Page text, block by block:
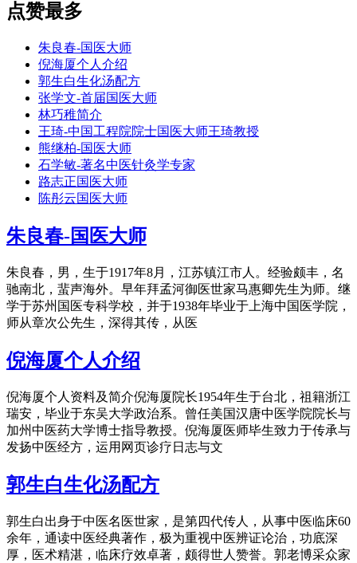
点赞最多
朱良春-国医大师
倪海厦个人介绍
郭生白生化汤配方
张学文-首届国医大师
林巧稚简介
王琦-中国工程院院士国医大师王琦教授
熊继柏-国医大师
石学敏-著名中医针灸学专家
路志正国医大师
陈彤云国医大师
朱良春-国医大师
朱良春，男，生于1917年8月，江苏镇江市人。经验颇丰，名
驰南北，蜚声海外。早年拜孟河御医世家马惠卿先生为师。继
学于苏州国医专科学校，并于1938年毕业于上海中国医学院，
师从章次公先生，深得其传，从医
倪海厦个人介绍
倪海厦个人资料及简介倪海厦院长1954年生于台北，祖籍浙江
瑞安，毕业于东吴大学政治系。曾任美国汉唐中医学院院长与
加州中医药大学博士指导教授。倪海厦医师毕生致力于传承与
发扬中医经方，运用网页诊疗日志与文
郭生白生化汤配方
郭生白出身于中医名医世家，是第四代传人，从事中医临床60
余年，通读中医经典著作，极为重视中医辨证论治，功底深
厚，医术精湛，临床疗效卓著，颇得世人赞誉。郭老博采众家